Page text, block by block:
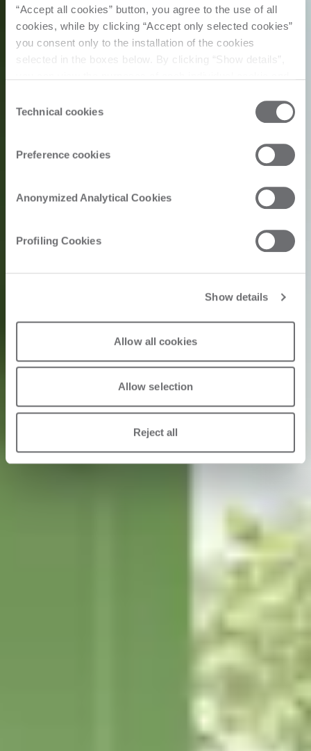
“Accept all cookies” button, you agree to the use of all
cookies, while by clicking “Accept only selected cookies”
you consent only to the installation of the cookies
selected in the boxes below. By clicking “Show details”,
Click here to view the privacy policy.
Selection
Technical cookies
Preference cookies
Anonymized Analytical Cookies
Profiling Cookies
Show details
Allow all cookies
Allow selection
Reject all